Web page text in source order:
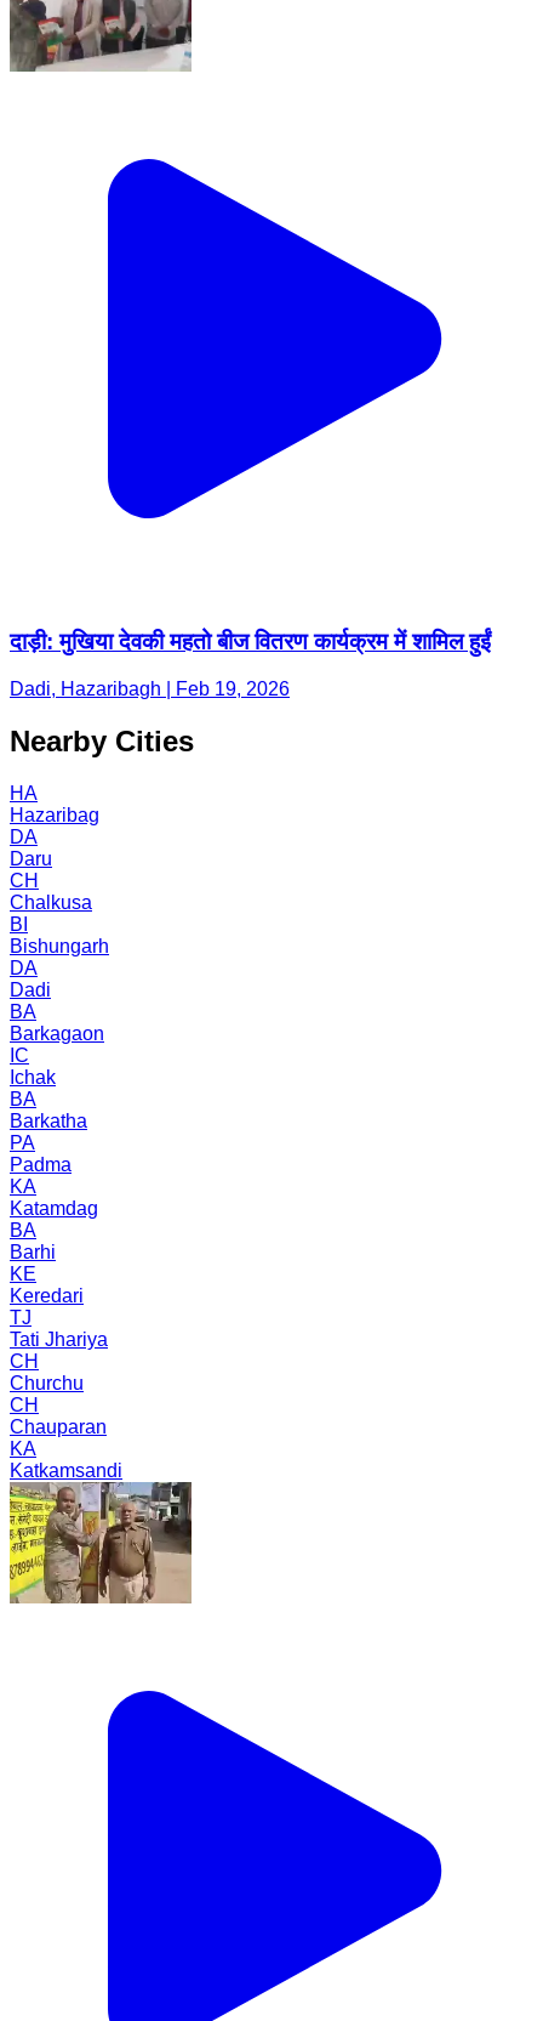
दाड़ी: मुखिया देवकी महतो बीज वितरण कार्यक्रम में शामिल हुईं
Dadi, Hazaribagh | Feb 19, 2026
Nearby Cities
HA
Hazaribag
DA
Daru
CH
Chalkusa
BI
Bishungarh
DA
Dadi
BA
Barkagaon
IC
Ichak
BA
Barkatha
PA
Padma
KA
Katamdag
BA
Barhi
KE
Keredari
TJ
Tati Jhariya
CH
Churchu
CH
Chauparan
KA
Katkamsandi